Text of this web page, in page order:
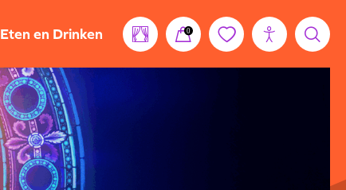
Eten en Drinken 0